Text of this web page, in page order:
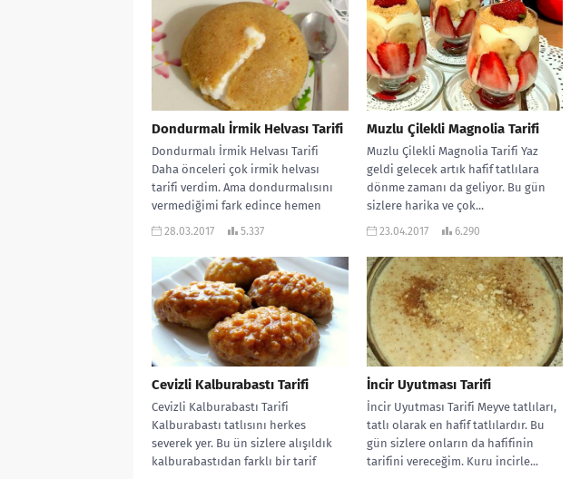
Dondurmalı İrmik Helvası Tarifi
Dondurmalı İrmik Helvası Tarifi
Daha önceleri çok irmik helvası
tarifi verdim. Ama dondurmalısını
vermediğimi fark edince hemen
vermeliyim dedim. Yaza...
28.03.2017 5.337
Muzlu Çilekli Magnolia Tarifi
Muzlu Çilekli Magnolia Tarifi Yaz
geldi gelecek artık hafif tatlılara
dönme zamanı da geliyor. Bu gün
sizlere harika ve çok...
23.04.2017 6.290
Cevizli Kalburabastı Tarifi
Cevizli Kalburabastı Tarifi
Kalburabastı tatlısını herkes
severek yer. Bu ün sizlere alışıldık
kalburabastıdan farklı bir tarif
İncir Uyutması Tarifi
İncir Uyutması Tarifi Meyve tatlıları,
tatlı olarak en hafif tatlılardır. Bu
gün sizlere onların da hafifinin
tarifini vereceğim. Kuru incirle...